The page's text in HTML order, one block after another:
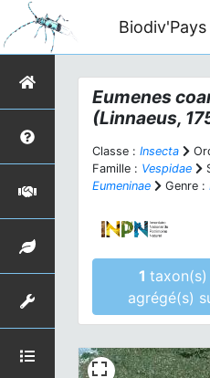
Eumenes
(Linnaeus,
Classe : Insecta
Famille : Vespidae
Eumeninae
Genre :
1